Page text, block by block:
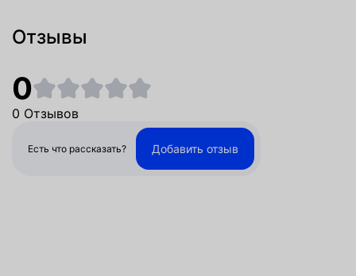
Отзывы
0
0 Отзывов
Есть что рассказать? Добавить отзыв